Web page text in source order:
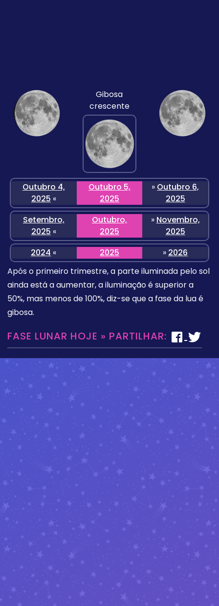
Gibosa
crescente
Outubro 4,
2025 «
Outubro 5,
2025
» Outubro 6,
2025
Setembro,
2025 «
Outubro,
2025
» Novembro,
2025
2024 « 2025 » 2026
Após o primeiro trimestre, a parte iluminada pelo sol
ainda está a aumentar, a iluminação é superior a
50%, mas menos de 100%, diz-se que a fase da lua é
gibosa.
FASE LUNAR HOJE » PARTILHAR: